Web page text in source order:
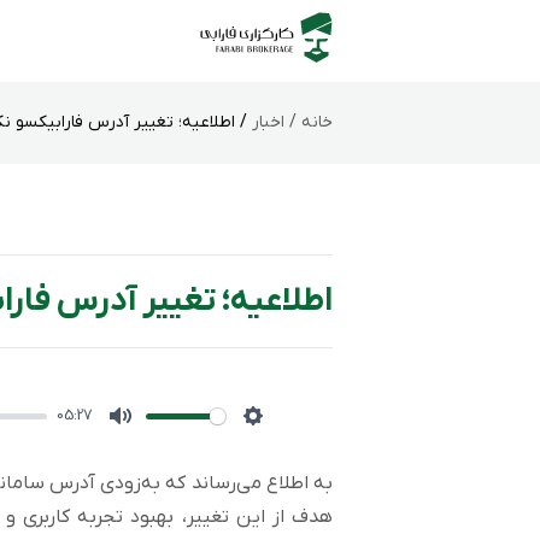
خانه / اخبار / اطلاعیه؛ تغییر آدرس
اطلاعیه؛ تغییر آدرس
05:27
به اطلاع می‌رساند که به‌زودی آدرس
هدف از این تغییر، بهبود تجربه کاربری